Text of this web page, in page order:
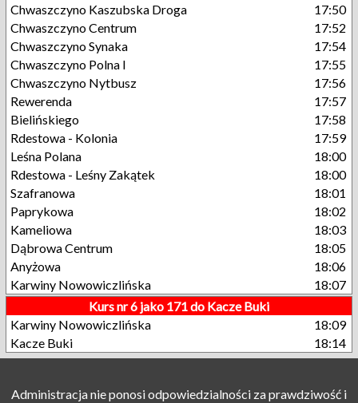
Chwaszczyno Kaszubska Droga
17:50
Chwaszczyno Centrum
17:52
Chwaszczyno Synaka
17:54
Chwaszczyno Polna I
17:55
Chwaszczyno Nytbusz
17:56
Rewerenda
17:57
Bielińskiego
17:58
Rdestowa - Kolonia
17:59
Leśna Polana
18:00
Rdestowa - Leśny Zakątek
18:00
Szafranowa
18:01
Paprykowa
18:02
Kameliowa
18:03
Dąbrowa Centrum
18:05
Anyżowa
18:06
Karwiny Nowowiczlińska
18:07
Kurs nr 6 jako 171 do Kacze Buki
Karwiny Nowowiczlińska
18:09
Kacze Buki
18:14
Administracja nie ponosi odpowiedzialności za prawdziwość i